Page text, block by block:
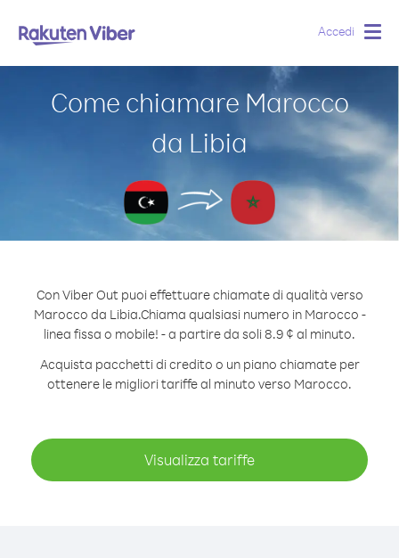
Accedi
Come chiamare Marocco
da Libia
Con Viber Out puoi effettuare chiamate di qualità verso
Marocco da Libia.Chiama qualsiasi numero in Marocco -
linea fissa o mobile! - a partire da soli 8.9 ¢ al minuto.
Acquista pacchetti di credito o un piano chiamate per
ottenere le migliori tariffe al minuto verso Marocco.
Visualizza tariffe